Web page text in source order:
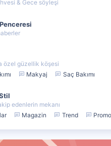
& Gece söyleşi
özel güzellik köşesi
Makyaj Saç Bakımı
edenlerin mekanı
Magazin Trend